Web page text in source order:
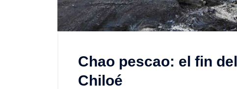
Chao pescao: el fin
Chiloé